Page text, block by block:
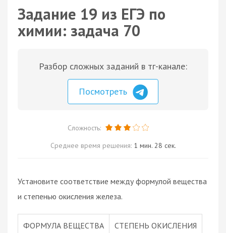
Задание 19 из ЕГЭ по
химии: задача 70
Разбор сложных заданий в тг-канале:
Посмотреть
Сложность:
Среднее время решения: 1 мин. 28 сек.
Установите соответствие между формулой вещества
и степенью окисления железа.
ФОРМУЛА ВЕЩЕСТВА СТЕПЕНЬ ОКИСЛЕНИЯ